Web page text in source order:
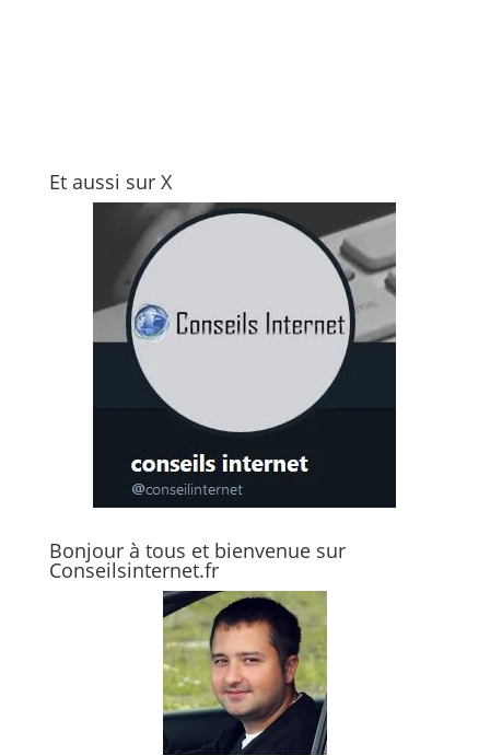
Et aussi sur X
Bonjour à tous et bienvenue sur
Conseilsinternet.fr